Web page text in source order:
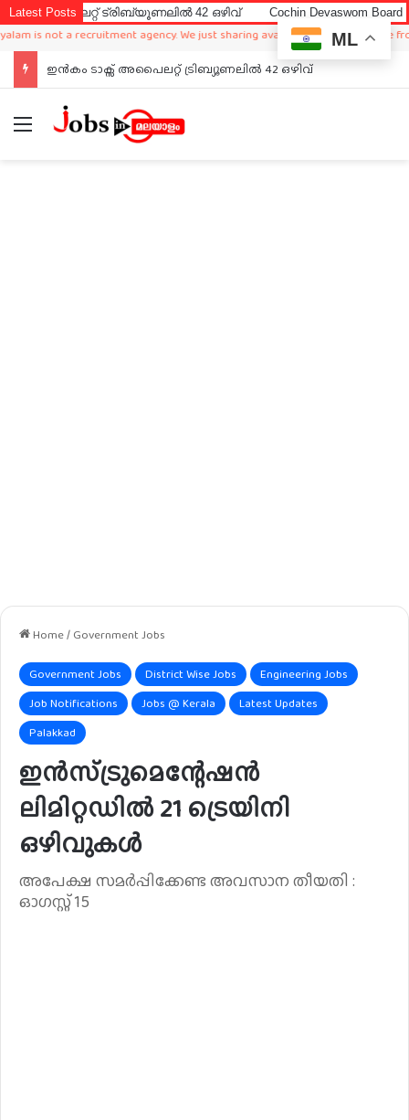
Latest Postsട്രിബ്യൂണലിൽ 42 ഒഴിവ് Cochin Devaswom Board LD Clerk
not a recruitment agency. We just sharing available job in worldwide from
ഇൻകം ടാക്സ് അപൈലറ്റ് ട്രിബ്യൂണലിൽ 42 ഒഴിവ്
Menu
Home/ Government Jobs
Government Jobs District Wise Jobs
Engineering Jobs
Job Notifications
Jobs @ Kerala
Latest Updates
Palakkad
ഇൻസ്ട്രുമെന്റേഷൻ
ലിമിറ്റഡിൽ 21 ട്രെയിനി
ഒഴിവുകൾ
അപേക്ഷ സമർപ്പിക്കേണ്ട അവസാന തീയതി :
ഓഗസ്റ്റ് 15
ML